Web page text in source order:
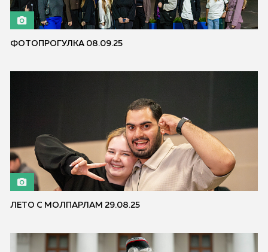
ФОТОПРОГУЛКА 08.09.25
ЛЕТО С МОЛПАРЛАМ 29.08.25